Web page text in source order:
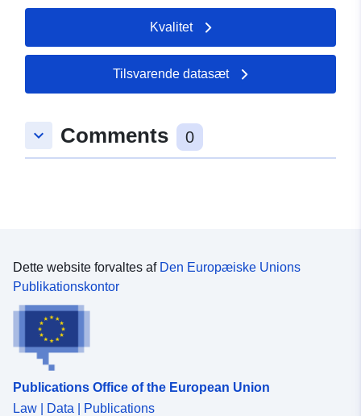
Kvalitet
Tilsvarende datasæt
keyboard_arrow_down Comments 0
Dette website forvaltes af Den Europæiske Unions
Publikationskontor
Publications Office of the European Union
Law | Data | Publications